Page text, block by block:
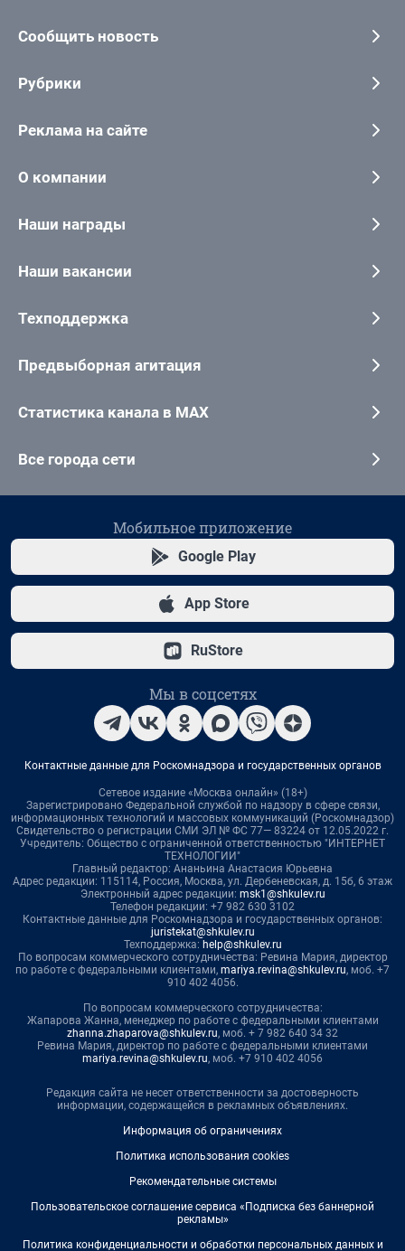
Сообщить новость
Рубрики
Реклама на сайте
О компании
Наши награды
Наши вакансии
Техподдержка
Предвыборная агитация
Статистика канала в MAX
Все города сети
Мобильное приложение
Google Play
App Store
RuStore
Мы в соцсетях
Контактные данные для Роскомнадзора и государственных органов
Сетевое издание «Москва онлайн» (18+)
Зарегистрировано Федеральной службой по надзору в сфере связи,
информационных технологий и массовых коммуникаций (Роскомнадзор)
Свидетельство о регистрации СМИ ЭЛ № ФС 77— 83224 от 12.05.2022 г.
Учредитель: Общество с ограниченной ответственностью "ИНТЕРНЕТ
ТЕХНОЛОГИИ"
Главный редактор: Ананьина Анастасия Юрьевна
Адрес редакции: 115114, Россия, Москва, ул. Дербеневская, д. 15б, 6 этаж
Электронный адрес редакции: msk1@shkulev.ru
Телефон редакции: +7 982 630 3102
Контактные данные для Роскомнадзора и государственных органов:
juristekat@shkulev.ru
Техподдержка: help@shkulev.ru
По вопросам коммерческого сотрудничества: Ревина Мария, директор
по работе с федеральными клиентами, mariya.revina@shkulev.ru, моб. +7
910 402 4056.
По вопросам коммерческого сотрудничества:
Жапарова Жанна, менеджер по работе с федеральными клиентами
zhanna.zhaparova@shkulev.ru, моб. + 7 982 640 34 32
Ревина Мария, директор по работе с федеральными клиентами
mariya.revina@shkulev.ru, моб. +7 910 402 4056
Редакция сайта не несет ответственности за достоверность
информации, содержащейся в рекламных объявлениях.
Информация об ограничениях
Политика использования cookies
Рекомендательные системы
Пользовательское соглашение сервиса «Подписка без баннерной
рекламы»
Политика конфиденциальности и обработки персональных данных и